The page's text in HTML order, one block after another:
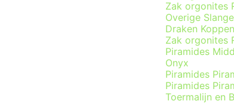
Zak orgonites
Overige
Draken
Zak orgonites
Piramides
Onyx
Piramides
Piramides
Toermalijn en